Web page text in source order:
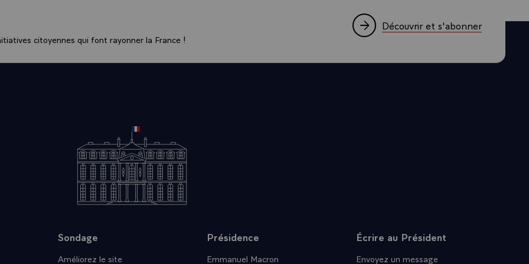
des fautes à l'égard de ces peuples. Si l'on compare avec certains
se sont produits en Asie, soyons prudents. Voilà pourquoi notre
l'organisation militaire de l'OTAN. Quelle est votre opinion, puis-
Nous sommes tout à fait disposés à discuter de l'Alliance atlantique
plus de cohésion, plus de force, presque plus de réalité, et nous ne
aucun dialogue dans ce sens. Il y a d'ailleurs, au mois de juin, une
d'abord le sommet des pays les plus industrialisés, les sept, en
qui aura lieu à Bonn, je crois, rencontre à laquelle, dans-le-cadre
le Premier ministre, M. Pierre MAUROY, se rendra. C'est dire
être présents, dans tout les débats de fond, sur la réalité et le
citoyennes qui font rayonner la France !
Découvrir et s'abonner
Sondage
Améliorez le site
Présidence
Emmanuel Macron
Écrire au Président
Envoyez un message